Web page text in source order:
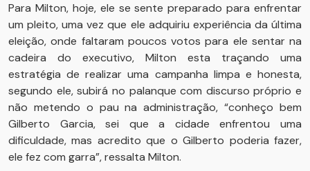
Para Milton, hoje, ele se sente preparado para enfrentar
um pleito, uma vez que ele adquiriu experiência da última
eleição, onde faltaram poucos votos para ele sentar na
cadeira do executivo, Milton esta traçando uma
estratégia de realizar uma campanha limpa e honesta,
segundo ele, subirá no palanque com discurso próprio e
não metendo o pau na administração, “conheço bem
Gilberto Garcia, sei que a cidade enfrentou uma
dificuldade, mas acredito que o Gilberto poderia fazer,
ele fez com garra”, ressalta Milton.